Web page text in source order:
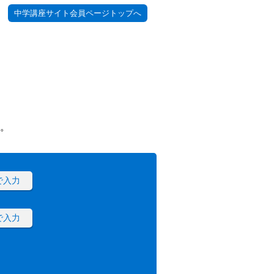
中学講座サイト会員ページトップへ
入力
入力